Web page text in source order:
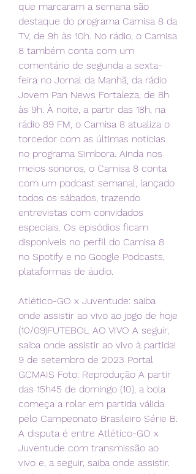
que marcaram a semana são
destaque do programa Camisa 8 da
TV, de 9h às 10h. No rádio, o Camisa
8 também conta com um
comentário de segunda a sexta-
feira no Jornal da Manhã, da rádio
Jovem Pan News Fortaleza, de 8h
às 9h. À noite, a partir das 18h, na
rádio 89 FM, o Camisa 8 atualiza o
torcedor com as últimas notícias
no programa Simbora. Ainda nos
meios sonoros, o Camisa 8 conta
com um podcast semanal, lançado
todos os sábados, trazendo
entrevistas com convidados
especiais. Os episódios ficam
disponíveis no perfil do Camisa 8
no Spotify e no Google Podcasts,
plataformas de áudio.
Atlético-GO x Juventude: saiba
onde assistir ao vivo ao jogo de hoje
(10/09)FUTEBOL AO VIVO A seguir,
saiba onde assistir ao vivo à partida!
9 de setembro de 2023 Portal
GCMAIS Foto: Reprodução A partir
das 15h45 de domingo (10), a bola
começa a rolar em partida válida
pelo Campeonato Brasileiro Série B.
A disputa é entre Atlético-GO x
Juventude com transmissão ao
vivo e, a seguir, saiba onde assistir.